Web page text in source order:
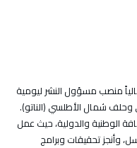
منصب مسؤول النشر ليومية
وحلف شمال الأطلسي (الناتو).
الوطنية والدولية، حيث عمل
وأنجز تحقيقات وبرامج